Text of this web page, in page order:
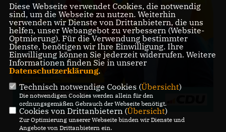
Diese Webseite verwendet Cookies, die notwendig
sind, um die Webseite zu nutzen. Weiterhin
verwenden wir Dienste von Drittanbietern, die uns
helfen, unser Webangebot zu verbessern (Website-
Optmierung). Für die Verwendung bestimmter
Dienste, benötigen wir Ihre Einwilligung. Ihre
Einwilligung können Sie jederzeit widerrufen. Weitere
Informationen finden Sie in unserer
Datenschutzerklärung.
Technisch notwendige Cookies (Übersicht)
Die notwendigen Cookies werden allein für den
ordnungsgemäßen Gebrauch der Webseite benötigt.
Cookies von Drittanbietern (Übersicht)
Zur Optimierung unserer Webseite binden wir Dienste und
Angebote von Drittanbietern ein.